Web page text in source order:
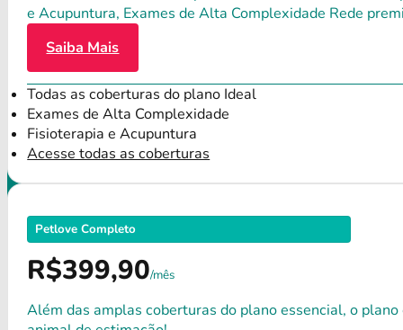
e Acupuntura, Exames de Alta Complexidade Rede
Saiba Mais
Todas as coberturas do plano Ideal
Exames de Alta Complexidade
Fisioterapia e Acupuntura
Acesse todas as coberturas
Petlove Completo
R$399,90/mês
Além das amplas coberturas do plano essencial, o